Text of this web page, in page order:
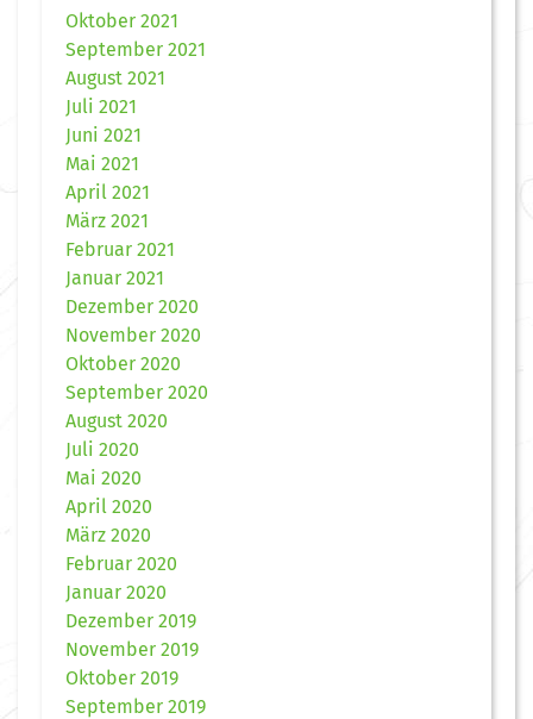
Oktober 2021
September 2021
August 2021
Juli 2021
Juni 2021
Mai 2021
April 2021
März 2021
Februar 2021
Januar 2021
Dezember 2020
November 2020
Oktober 2020
September 2020
August 2020
Juli 2020
Mai 2020
April 2020
März 2020
Februar 2020
Januar 2020
Dezember 2019
November 2019
Oktober 2019
September 2019